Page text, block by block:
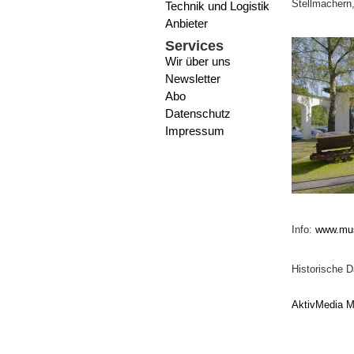
Technik und Logistik
Anbieter
Services
Wir über uns
Newsletter
Abo
Datenschutz
Impressum
Info:
Historische
AktivMedia